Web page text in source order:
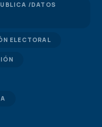
/DATOS
ELECTORAL